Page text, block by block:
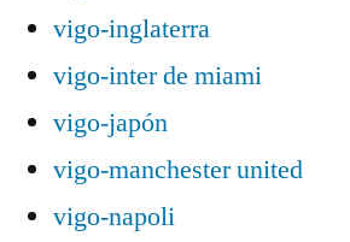
vigo-inglaterra
vigo-inter de miami
vigo-japón
vigo-manchester united
vigo-napoli